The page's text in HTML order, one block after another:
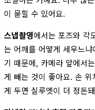
이 묻힐 수 있어요.
스냅촬영에서는 포즈와 각
는 어깨를 어떻게 세우느
기 때문에, 카메라 앞에서
게 빼는 것이 좋아요. 손 위
게 두면 실루엣이 더 정돈